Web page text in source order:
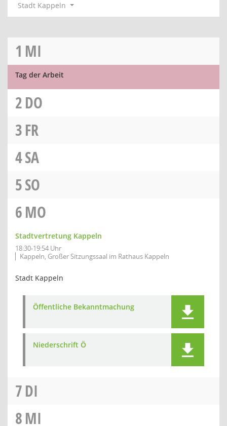
Stadt Kappeln
1 MI
Tag der Arbeit
2DO
3FR
4SA
5SO
6MO
Stadtvertretung Kappeln
18:30-19:54 Uhr
Kappeln, Großer Sitzungssaal im Rathaus Kappeln
Stadt Kappeln
Öffentliche Bekanntmachung
Niederschrift Ö
7DI
8MI